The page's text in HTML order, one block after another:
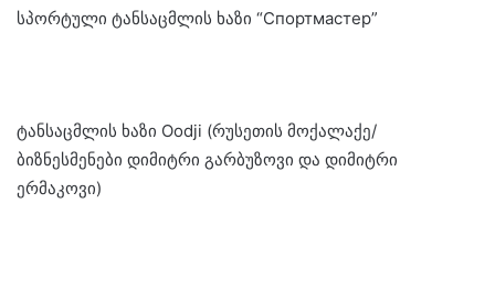
სპორტული ტანსაცმლის ხაზი “Спортмастер”
ტანსაცმლის ხაზი Oodji (რუსეთის მოქალაქე/
ბიზნესმენები დიმიტრი გარბუზოვი და დიმიტრი
ერმაკოვი)